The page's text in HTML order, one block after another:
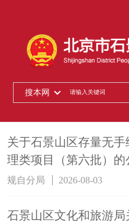
搜本网
关于石景山区存量无
理类项目（第六批）的
规自分局 2026-08-03
石景山区文化和旅游